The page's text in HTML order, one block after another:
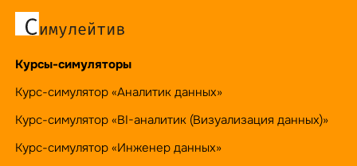
Курсы-симуляторы
Курс-симулятор «Аналитик данных»
Курс-симулятор «BI-аналитик (Визуализация данных)»
Курс-симулятор «Инженер данных»